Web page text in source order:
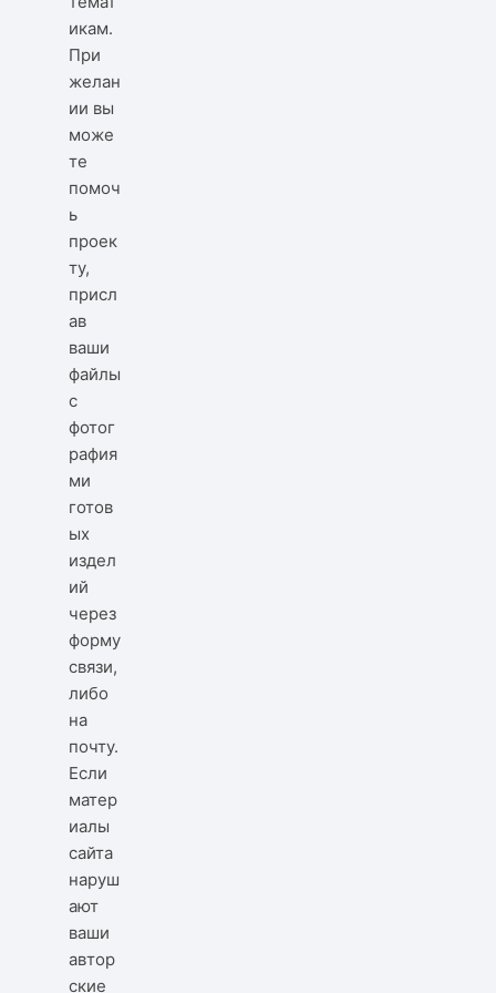
икам.
При
желан
ии вы
може
те
помоч
ь
проек
ту,
присл
ав
ваши
файлы
с
фотог
рафия
ми
готов
ых
издел
ий
через
форму
связи,
либо
на
почту.
Если
матер
иалы
сайта
наруш
ают
ваши
автор
ские